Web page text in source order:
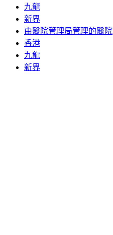
九龍
新界
由醫院管理局管理的醫院
香港
九龍
新界